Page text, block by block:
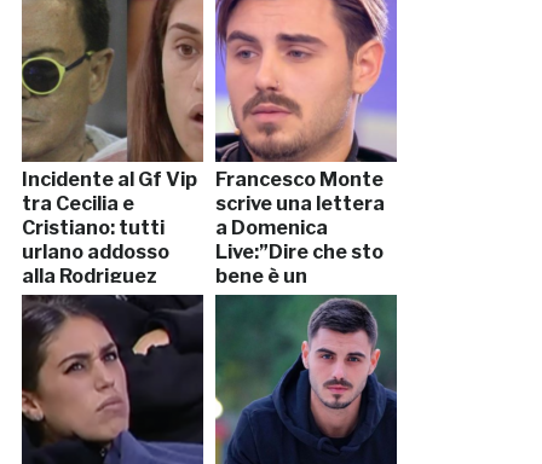
Incidente al Gf Vip
tra Cecilia e
Cristiano: tutti
urlano addosso
alla Rodriguez
[VIDEO]
Francesco Monte
scrive una lettera
a Domenica
Live:”Dire che sto
bene è un
parolone”